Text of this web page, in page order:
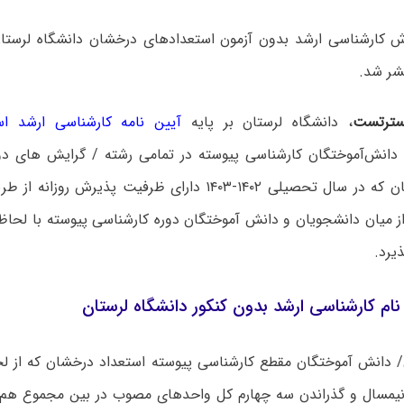
کارشناسی ارشد بدون آزمون استعدادهای درخشان دانشگاه
، دانشگاه لرستان بر پایه آیین نامه کارشناسی ارشد
دانش‌آموختگان کارشناسی پیوسته در تمامی رشته / گرایش های
دانشگاه لرستان که در سال تحصیلی ۱۴۰۲-۱۴۰۳ دارای ظرفیت
میان دانشجویان و دانش آموختگان دوره کارشناسی پیوسته با
کارشناسی ارشد بدون کنکور دانشگاه لرستان
دانش آموختگان مقطع کارشناسی پیوسته استعداد درخشان که از
و گذراندن سه چهارم کل واحدهای مصوب در بین مجموع